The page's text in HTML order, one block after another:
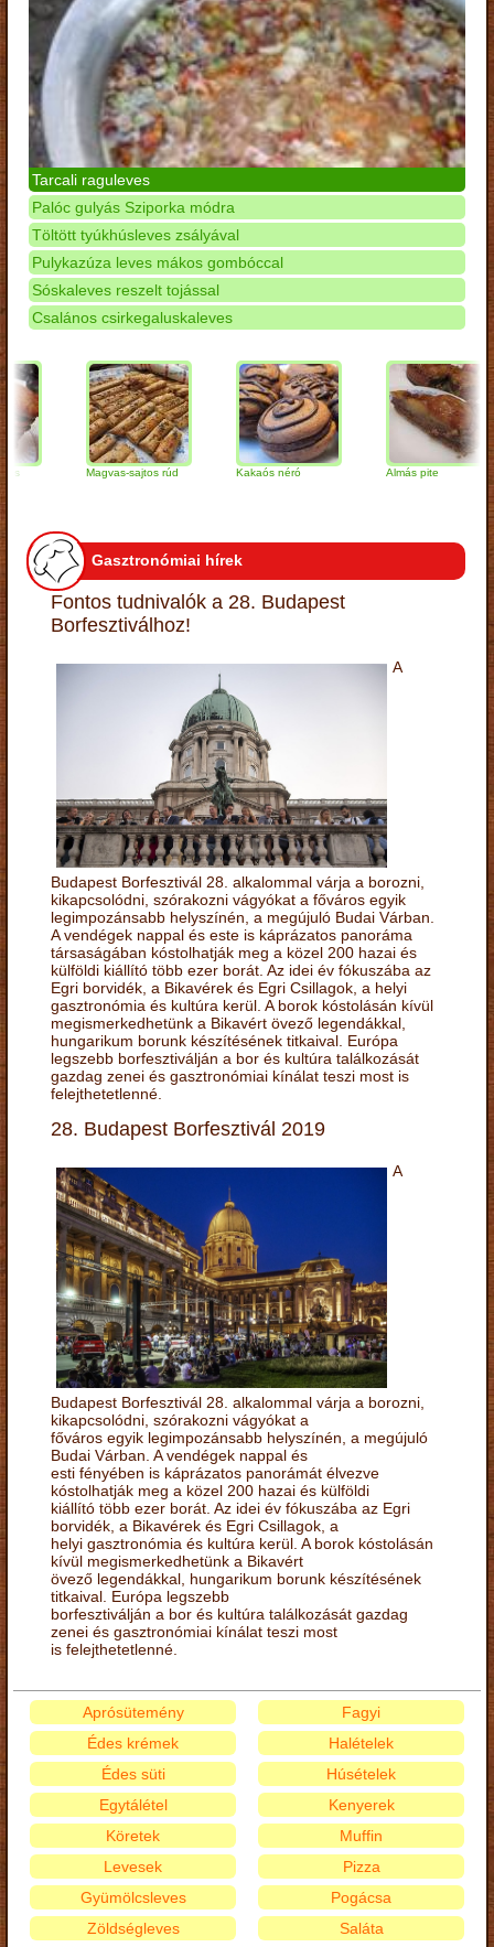
Tarcali raguleves
Palóc gulyás Sziporka módra
Töltött tyúkhúsleves zsályával
Pulykazúza leves mákos gombóccal
Sóskaleves reszelt tojással
Csalános csirkegaluskaleves
Magvas-sajtos rúd Kakaós néró Almás pite
Gasztronómiai hírek
Fontos tudnivalók a 28. Budapest
Borfesztiválhoz!
A
Budapest Borfesztivál 28. alkalommal várja a borozni,
kikapcsolódni, szórakozni vágyókat a főváros egyik
legimpozánsabb helyszínén, a megújuló Budai Várban.
A vendégek nappal és este is káprázatos panoráma
társaságában kóstolhatják meg a közel 200 hazai és
külföldi kiállító több ezer borát. Az idei év fókuszába az
Egri borvidék, a Bikavérek és Egri Csillagok, a helyi
gasztronómia és kultúra kerül. A borok kóstolásán kívül
megismerkedhetünk a Bikavért övező legendákkal,
hungarikum borunk készítésének titkaival. Európa
legszebb borfesztiválján a bor és kultúra találkozását
gazdag zenei és gasztronómiai kínálat teszi most is
felejthetetlenné.
28. Budapest Borfesztivál 2019
A
Budapest Borfesztivál 28. alkalommal várja a borozni,
kikapcsolódni, szórakozni vágyókat a
főváros egyik legimpozánsabb helyszínén, a megújuló
Budai Várban. A vendégek nappal és
esti fényében is káprázatos panorámát élvezve
kóstolhatják meg a közel 200 hazai és külföldi
kiállító több ezer borát. Az idei év fókuszába az Egri
borvidék, a Bikavérek és Egri Csillagok, a
helyi gasztronómia és kultúra kerül. A borok kóstolásán
kívül megismerkedhetünk a Bikavért
övező legendákkal, hungarikum borunk készítésének
titkaival. Európa legszebb
borfesztiválján a bor és kultúra találkozását gazdag
zenei és gasztronómiai kínálat teszi most
is felejthetetlenné.
Aprósütemény
Édes krémek
Édes süti
Egytálétel
Fagyi
Halételek
Húsételek
Kenyerek
Köretek
Levesek
Gyümölcsleves
Zöldségleves
Muffin
Pizza
Pogácsa
Saláta